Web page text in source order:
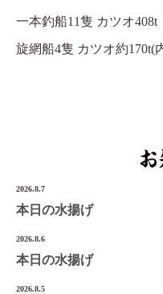
一本釣船11隻 カツオ408t
旋網船4隻 カツオ約170t(
2026.8.7
本日の水揚げ
2026.8.6
本日の水揚げ
2026.8.5
Tel.0226-22-3134